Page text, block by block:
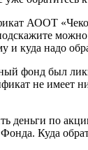
АООТ
и куда надо
фонд был
не имеет
деньги по
Куда